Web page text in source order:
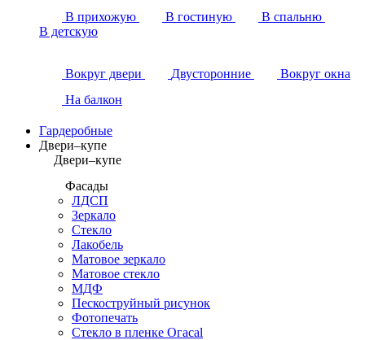
В прихожую В гостиную
В спальню
В детскую
Вокруг двери Двусторонние
Вокруг окна
На балкон
Гардеробные
Двери–купе
Двери–купе
Фасады
ЛДСП
Зеркало
Стекло
Лакобель
Матовое зеркало
Матовое стекло
МДФ
Пескоструйный рисунок
Фотопечать
Стекло в пленке Огасаl